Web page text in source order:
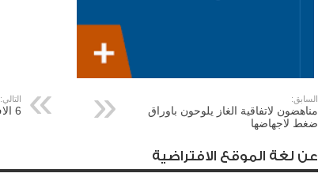
السابق:
مناهضون لاتفاقية الغاز يلوحون باوراق
ضغط لاجهاضها
التالي:
6 الاف فرصة عمل تنتظر المهندسين
عن لغة الموقع الافتراضية